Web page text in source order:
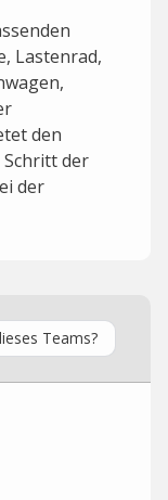
Lastenrad,
den
der
der
Teams?